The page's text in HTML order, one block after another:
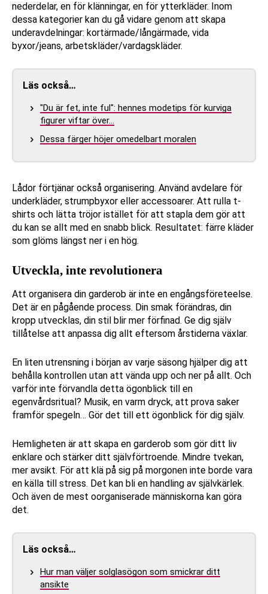
nederdelar, en för klänningar, en för ytterkläder. Inom
dessa kategorier kan du gå vidare genom att skapa
underavdelningar: kortärmade/långärmade, vida
byxor/jeans, arbetskläder/vardagskläder.
Läs också…
"Du är fet, inte ful": hennes modetips för kurviga
figurer viftar över…
Dessa färger höjer omedelbart moralen
Lådor förtjänar också organisering. Använd avdelare för
underkläder, strumpbyxor eller accessoarer. Att rulla t-
shirts och lätta tröjor istället för att stapla dem gör att
du kan se allt med en snabb blick. Resultatet: färre kläder
som glöms längst ner i en hög.
Utveckla, inte revolutionera
Att organisera din garderob är inte en engångsföreteelse.
Det är en pågående process. Din smak förändras, din
kropp utvecklas, din stil blir mer förfinad. Ge dig själv
tillåtelse att anpassa dig allt eftersom årstiderna växlar.
En liten utrensning i början av varje säsong hjälper dig att
behålla kontrollen utan att vända upp och ner på allt. Och
varför inte förvandla detta ögonblick till en
egenvårdsritual? Musik, en varm dryck, att prova saker
framför spegeln… Gör det till ett ögonblick för dig själv.
Hemligheten är att skapa en garderob som gör ditt liv
enklare och stärker ditt självförtroende. Mindre tvekan,
mer avsikt. För att klä på sig på morgonen inte borde vara
en källa till stress. Det kan bli en handling av självkärlek.
Och även de mest oorganiserade människorna kan göra
det.
Läs också…
Hur man väljer solglasögon som smickrar ditt
ansikte